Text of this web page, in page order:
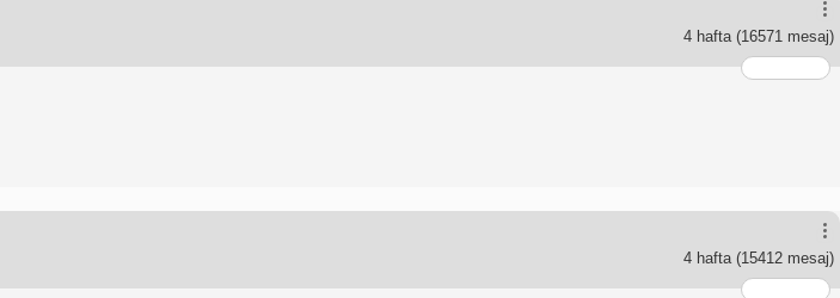
4 hafta(16571 mesaj)
4 hafta(15412 mesaj)